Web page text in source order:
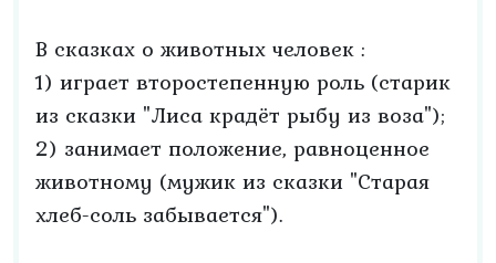
В сказках о животных человек :
1) играет второстепенную роль (старик
из сказки "Лиса крадёт рыбу из воза");
2) занимает положение, равноценное
животному (мужик из сказки "Старая
хлеб-соль забывается").